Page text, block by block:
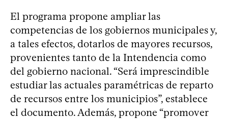
El programa propone ampliar las
competencias de los gobiernos municipales y,
a tales efectos, dotarlos de mayores recursos,
provenientes tanto de la Intendencia como
del gobierno nacional. “Será imprescindible
estudiar las actuales paramétricas de reparto
de recursos entre los municipios”, establece
el documento. Además, propone “promover